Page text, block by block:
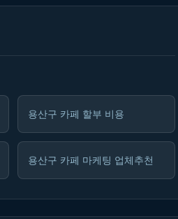
용산구 카페 할부 비용
용산구 카페 마케팅 업체추천